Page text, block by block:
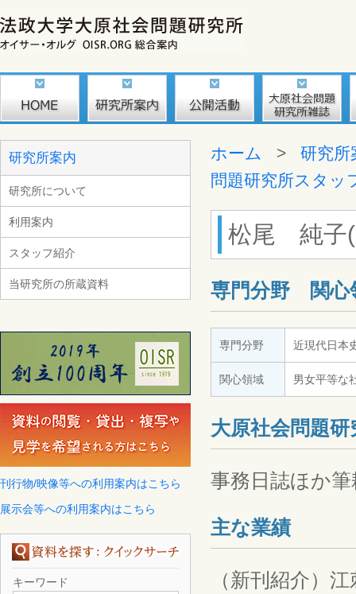
研究所案内
研究所について
利用案内
スタッフ紹介
当研究所の所蔵資料
刊行物/映像等への利用案内はこちら
展示会等への利用案内はこちら
キーワード
ホーム > 研究所
問題研究所スタッ
松尾 純子
専門分野 関心
専門分野 近現代日本
関心領域 男女平等な
大原社会問題
事務日誌ほか筆
主な業績
（新刊紹介）